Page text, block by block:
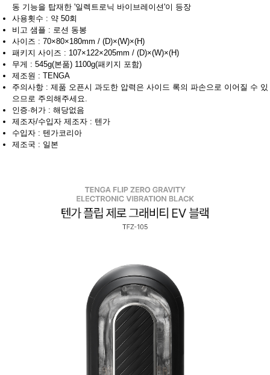
동 기능을 탑재한 '일렉트로닉 바이브레이션'이 등장
사용횟수 : 약 50회
비고 샘플 : 로션 동봉
사이즈 : 70×80×180mm / (D)×(W)×(H)
패키지 사이즈 : 107×122×205mm / (D)×(W)×(H)
무게 : 545g(본품) 1100g(패키지 포함)
제조원 : TENGA
주의사항 : 제품 오픈시 과도한 압력은 사이드 록의 파손으로 이어질 수 있
으므로 주의해주세요.
인증·허가 : 해당없음
제조자/수입자 제조자 : 텐가
수입자 : 텐가코리아
제조국 : 일본